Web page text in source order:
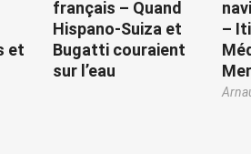
et
français – Quand
Hispano-Suiza et
Bugatti couraient
sur l’eau
–